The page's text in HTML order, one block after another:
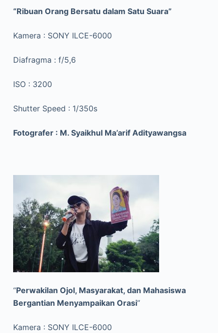
“Ribuan Orang Bersatu dalam Satu Suara”
Kamera : SONY ILCE-6000
Diafragma : f/5,6
ISO : 3200
Shutter Speed : 1/350s
Fotografer : M. Syaikhul Ma’arif Adityawangsa
“Perwakilan Ojol, Masyarakat, dan Mahasiswa
Bergantian Menyampaikan Orasi”
Kamera : SONY ILCE-6000